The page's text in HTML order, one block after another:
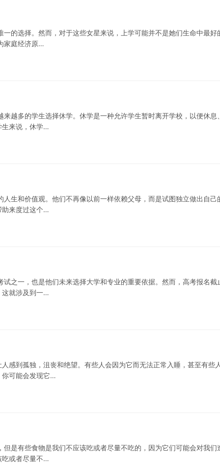
的选择。然而，对于这些女星来说，上学可能并不是她们生命中最好
家庭经济原…
越多的学生选择休学。休学是一种允许学生暂时离开学校，以便休息
生来说，休学…
生和价值观。他们不再像以前一样依赖父母，而是试图独立做出自己
助来度过这个…
之一，也是他们未来选择大学和专业的重要依据。然而，高考报名截
这就涉及到一…
感到孤独，沮丧和绝望。有些人会因为它而无法正常入睡，甚至有些
你可能会发现它…
是有些食物是我们不应该吃或者尽量不吃的，因为它们可能会对我们
吃或者尽量不…